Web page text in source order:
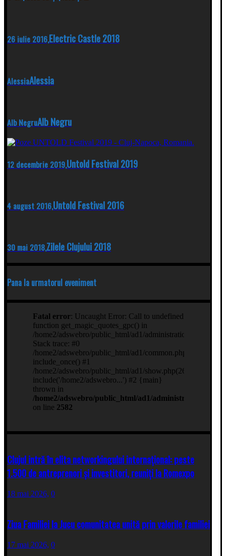
26 iulie 2016,Electric Castle 2018
AlessiaAlessia
Alb NegruAlb Negru
12 decembrie 2019,Untold Festival 2019
4 august 2016,Untold Festival 2016
30 mai 2018,Zilele Clujului 2018
Pana la urmatorul eveniment
Clujul intră în elita networkingului internațional: peste
1.500 de antreprenori și investitori, reuniți la Romexpo
18 mai 2026, 0
Ziua Familiei la Jucu comunitatea unită prin valorile familiei
17 mai 2026, 0